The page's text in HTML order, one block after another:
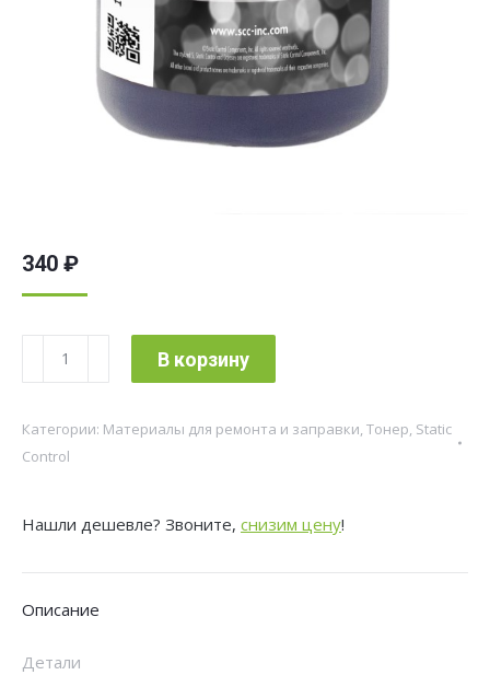
340 ₽
Количество
товара
Static
160B-
160гр.
В корзину
Категории: Материалы для ремонта и заправки, Тонер, Static
Control
Нашли дешевле? Звоните, снизим цену!
Описание
Детали